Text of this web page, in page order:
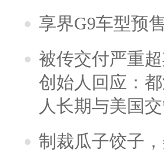
享界G9车型预
被传交付严重
创始人回应：
人长期与美国
制裁瓜子饺子